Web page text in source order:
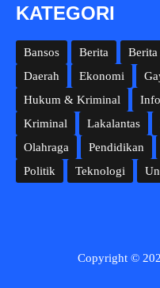
KATEGORI
Bansos Berita Berita
Daerah
Ekonomi
Hukum & Kriminal
Kriminal
Lakalantas
Olahraga
Pendidikan
Politik
Teknologi
Copyright ©